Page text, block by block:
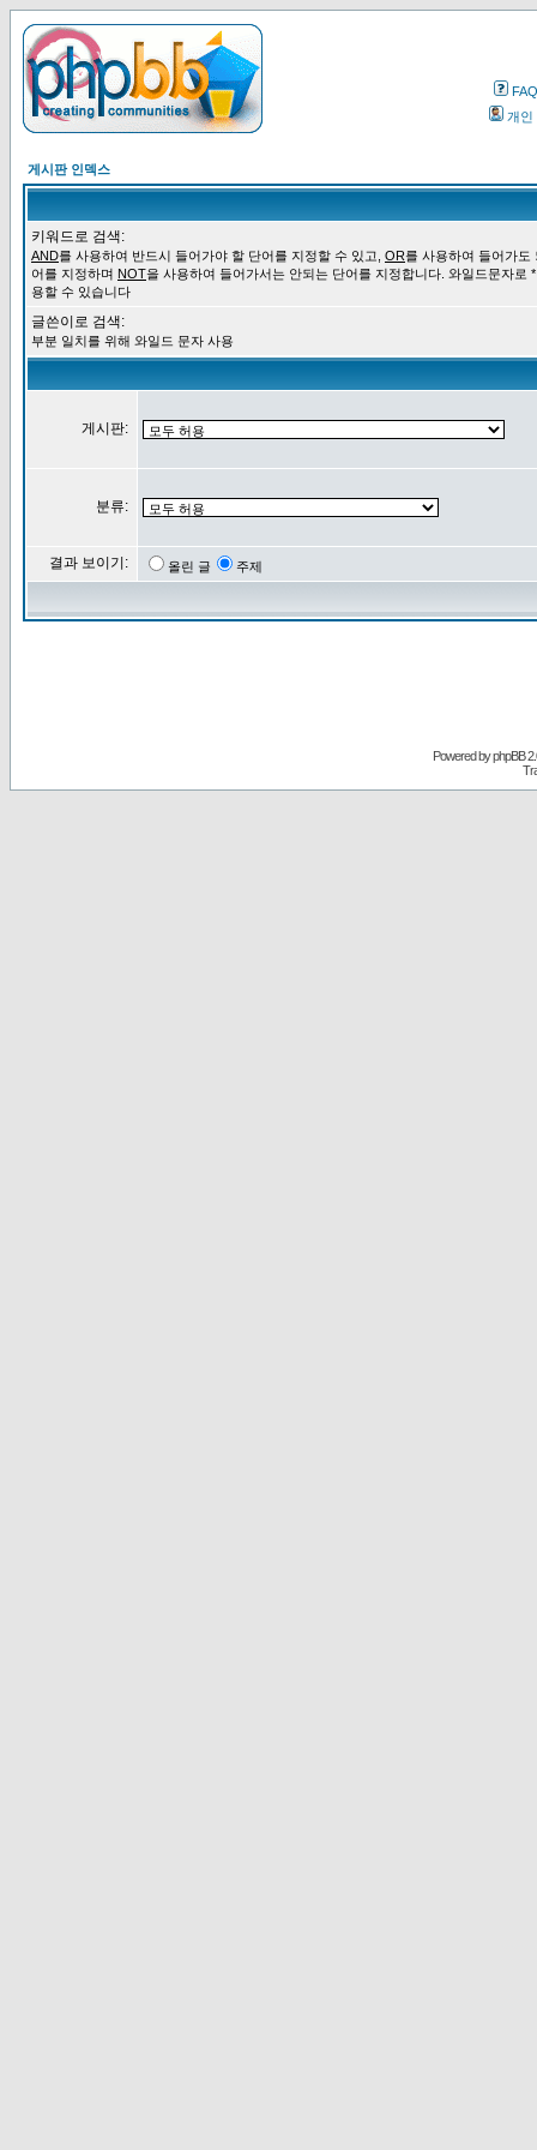
FAQ
개인
게시판 인덱스
키워드로 검색:
AND를 사용하여 반드시 들어가야 할 단어를 지정할 수 있고, OR를 사용하여 들어가도
어를 지정하며 NOT을 사용하여 들어가서는 안되는 단어를 지정합니다. 와일드문자로
용할 수 있습니다
글쓴이로 검색:
부분 일치를 위해 와일드 문자 사용
게시판:
분류:
결과 보이기: 올린 글 주제
Powered byphpBB